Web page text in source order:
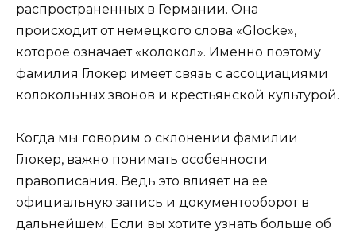
распространенных в Германии. Она
происходит от немецкого слова «Glocke»,
которое означает «колокол». Именно поэтому
фамилия Глокер имеет связь с ассоциациями
колокольных звонов и крестьянской культурой.
Когда мы говорим о склонении фамилии
Глокер, важно понимать особенности
правописания. Ведь это влияет на ее
официальную запись и документооборот в
дальнейшем. Если вы хотите узнать больше об